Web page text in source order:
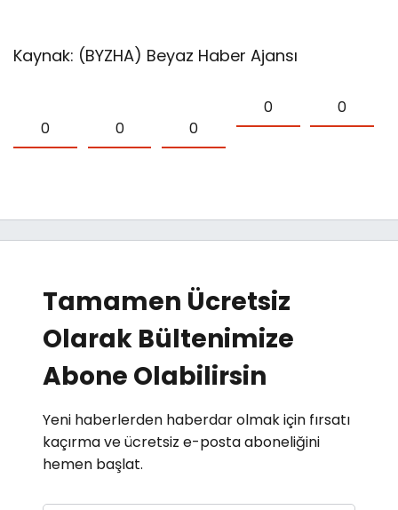
Kaynak: (BYZHA) Beyaz Haber Ajansı
0 0 0
0 0
Tamamen Ücretsiz
Olarak Bültenimize
Abone Olabilirsin
Yeni haberlerden haberdar olmak için fırsatı
kaçırma ve ücretsiz e-posta aboneliğini
hemen başlat.